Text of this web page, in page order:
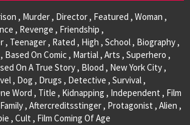
, Murder , Director , Featured , Woman ,
, Revenge , Friendship ,
Teenager , Rated , High , School , Biography ,
Based On Comic , Martial , Arts , Superhero ,
On A True Story , Blood , New York City ,
, Dog , Drugs , Detective , Survival ,
Word , Title , Kidnapping , Independent , Film
, Aftercreditsstinger , Protagonist , Alien ,
, Cult , Film Coming Of Age